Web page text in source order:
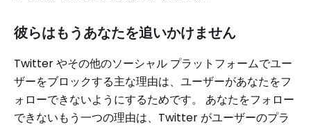
彼らはもうあなたを追いかけません
Twitter やその他のソーシャル プラットフォームでユー
ザーをブロックする主な理由は、ユーザーがあなたをフ
ォローできないようにするためです。 あなたをフォロー
できないもう一つの理由は、Twitter がユーザーのプラ